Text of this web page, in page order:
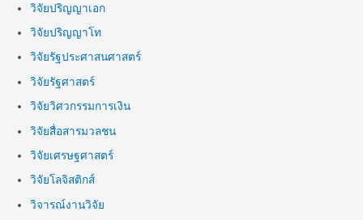
วิจัยปริญญาเอก
วิจัยปริญญาโท
วิจัยรัฐประศาสนศาสตร์
วิจัยรัฐศาสตร์
วิจัยวิศวกรรมการเงิน
วิจัยสื่อสารมวลชน
วิจัยเศรษฐศาสตร์
วิจัยโลจิสติกส์
วิจารณ์งานวิจัย